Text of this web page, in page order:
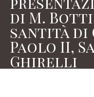
di M.
santità di
Paolo II,
Ghirelli